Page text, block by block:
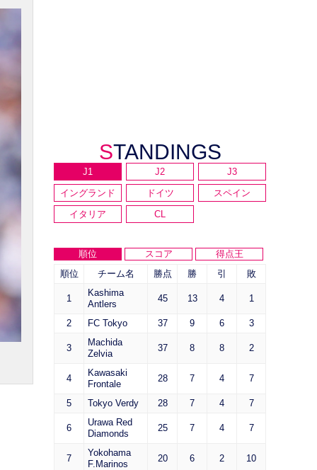
STANDINGS
J1 J2
J3
イングランド
ドイツ
スペイン
イタリア
CL
順位 スコア
得点王
順位
チーム名 勝点 勝 引 敗
1
Kashima
Antlers
45 13 4 1
2 FC Tokyo 37 9 6 3
3
Machida
Zelvia
37 8 8 2
4
Kawasaki
Frontale
28 7 4 7
5 Tokyo Verdy 28 7 4 7
6
Urawa Red
Diamonds
25 7 4 7
7
Yokohama
F.Marinos
20 6 2 10